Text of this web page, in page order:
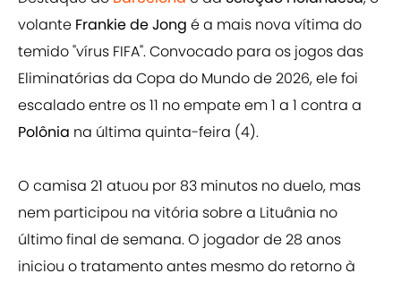
volante Frankie de Jong é a mais nova vítima do
temido "vírus FIFA". Convocado para os jogos das
Eliminatórias da Copa do Mundo de 2026, ele foi
escalado entre os 11 no empate em 1 a 1 contra a
Polônia na última quinta-feira (4).
O camisa 21 atuou por 83 minutos no duelo, mas
nem participou na vitória sobre a Lituânia no
último final de semana. O jogador de 28 anos
iniciou o tratamento antes mesmo do retorno à